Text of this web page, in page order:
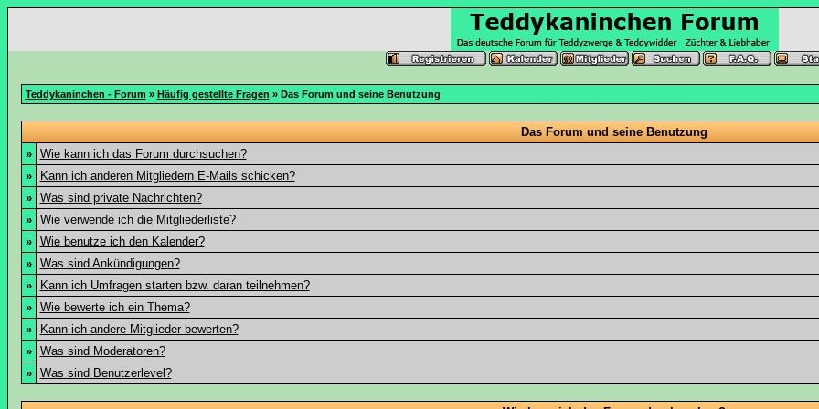
Teddykaninchen - Forum » Häufig gestellte Fragen » Das Forum und seine Benutzung
Das Forum und seine Benutzung
»
Wie kann ich das Forum durchsuchen?
»
Kann ich anderen Mitgliedern E-Mails schicken?
»
Was sind private Nachrichten?
»
Wie verwende ich die Mitgliederliste?
»
Wie benutze ich den Kalender?
»
Was sind Ankündigungen?
»
Kann ich Umfragen starten bzw. daran teilnehmen?
»
Wie bewerte ich ein Thema?
»
Kann ich andere Mitglieder bewerten?
»
Was sind Moderatoren?
»
Was sind Benutzerlevel?